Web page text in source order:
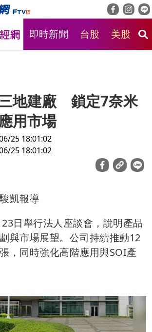
即時新聞 台股 美股
地建廠 鎖定7奈米
用市場
25 18:01:02
25 18:01:02
凱報導
日舉行法人座談會，說明產品
與市場展望。公司持續推動12
，同時強化高階應用與SOI產